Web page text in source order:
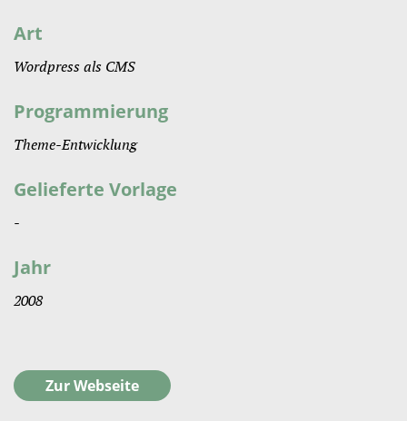
Art
Wordpress als CMS
Programmierung
Theme-Entwicklung
Gelieferte Vorlage
-
Jahr
2008
Zur Webseite